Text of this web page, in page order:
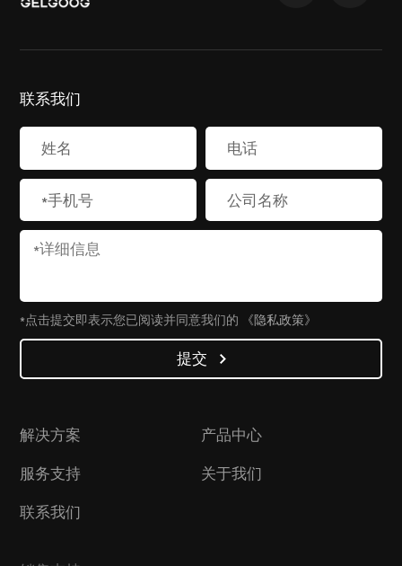
联系我们
*点击提交即表示您已阅读并同意我们的 《隐私政策》
提交
解决方案 产品中心
服务支持 关于我们
联系我们